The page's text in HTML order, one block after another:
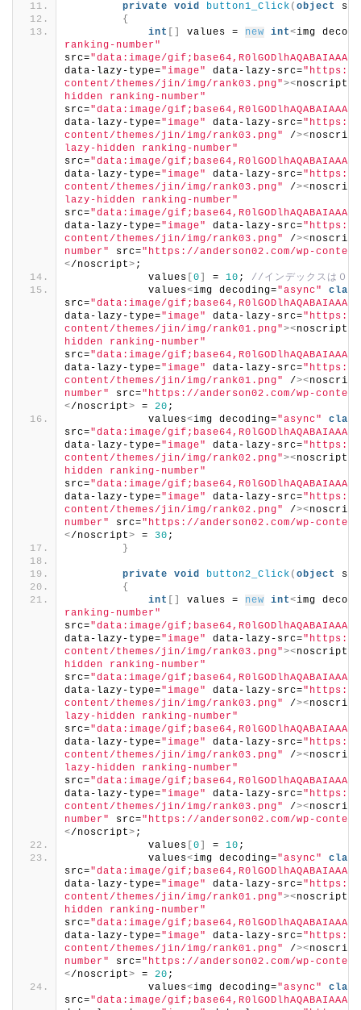
private void button1_Click ( object
{
int
values = new int<img
ranking-number"
src="data:image/
data-lazy-type="image" data-lazy-src="https://
content/themes/jin/img/rank03.png"><noscript
hidden ranking-number"
src="data:image/
data-lazy-type="image" data-lazy-src="https://
content/themes/jin/img/rank03.png"
/><noscript
lazy-hidden ranking-number"
src="data:image/
data-lazy-type="image" data-lazy-src="https://
content/themes/jin/img/rank03.png"
/><noscript
lazy-hidden ranking-number"
src="data:image/
data-lazy-type="image" data-lazy-src="https://
content/themes/jin/img/rank03.png"
/><noscript
number"
src="https://anderson02.com/wp-
</noscript> ;
            values
0 = 10 ; //インデックスは０始
            values
<img decoding="async"
class
src="data:image/
data-lazy-type="image" data-lazy-src="https://
content/themes/jin/img/rank01.png"><noscript
hidden ranking-number"
src="data:image/
data-lazy-type="image" data-lazy-src="https://
content/themes/jin/img/rank01.png"
/><noscript
number"
src="https://anderson02.com/wp-
</noscript> = 20 ;
            values
<img decoding="async"
class
src="data:image/
data-lazy-type="image" data-lazy-src="https://
content/themes/jin/img/rank02.png"><noscript
hidden ranking-number"
src="data:image/
data-lazy-type="image" data-lazy-src="https://
content/themes/jin/img/rank02.png"
/><noscript
number"
src="https://anderson02.com/wp-
</noscript> = 30 ;
}
private void button2_Click ( object
{
int
values = new int<img
ranking-number"
src="data:image/
data-lazy-type="image" data-lazy-src="https://
content/themes/jin/img/rank03.png"><noscript
hidden ranking-number"
src="data:image/
data-lazy-type="image" data-lazy-src="https://
content/themes/jin/img/rank03.png"
/><noscript
lazy-hidden ranking-number"
src="data:image/
data-lazy-type="image" data-lazy-src="https://
content/themes/jin/img/rank03.png"
/><noscript
lazy-hidden ranking-number"
src="data:image/
data-lazy-type="image" data-lazy-src="https://
content/themes/jin/img/rank03.png"
/><noscript
number"
src="https://anderson02.com/wp-
</noscript> ;
            values
0 = 10 ;
            values
<img decoding="async"
class
src="data:image/
data-lazy-type="image" data-lazy-src="https://
content/themes/jin/img/rank01.png"><noscript
hidden ranking-number"
src="data:image/
data-lazy-type="image" data-lazy-src="https://
content/themes/jin/img/rank01.png"
/><noscript
number"
src="https://anderson02.com/wp-
</noscript> = 20 ;
            values
<img decoding="async"
class
src="data:image/